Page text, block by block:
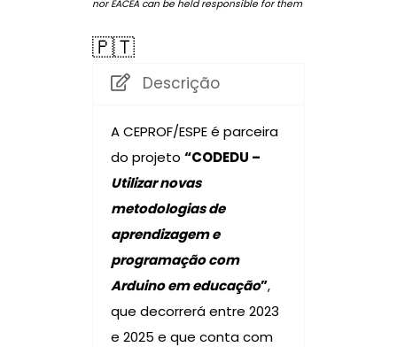
nor EACEA can be held responsible for them
🇵🇹
Descrição
A CEPROF/ESPE é parceira
do projeto “CODEDU –
Utilizar novas
metodologias de
aprendizagem e
programação com
Arduino em educação”,
que decorrerá entre 2023
e 2025 e que conta com